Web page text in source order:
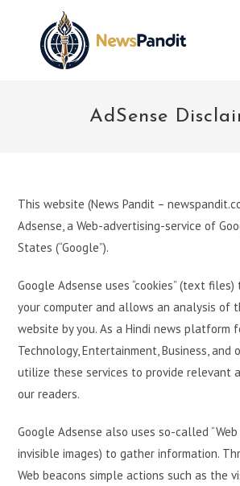
AdSense
This website (News Pandit –
Adsense, a Web-advertising-service of
States (“Google”).
Google Adsense uses “cookies” (text
your computer and allows an analysis of
website by you. As a Hindi news platform
Technology, Entertainment, Business, and
utilize these services to provide relevant
our readers.
Google Adsense also uses so-called “Web
invisible images) to gather information.
Web beacons simple actions such as the